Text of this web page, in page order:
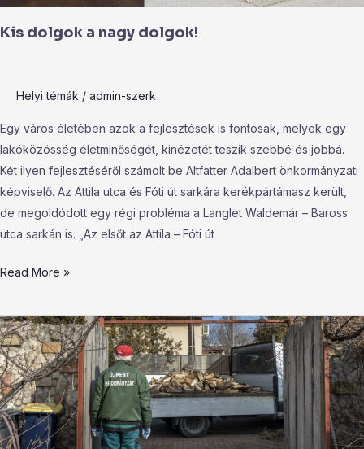
Kis dolgok a nagy dolgok!
Helyi témák / admin-szerk
Egy város életében azok a fejlesztések is fontosak, melyek egy
lakóközösség életminőségét, kinézetét teszik szebbé és jobbá.
Két ilyen fejlesztéséről számolt be Altfatter Adalbert önkormányzati
képviselő. Az Attila utca és Fóti út sarkára kerékpártámasz került,
de megoldódott egy régi probléma a Langlet Waldemár – Baross
utca sarkán is. „Az elsőt az Attila – Fóti út
Read More »
33
rászoruló
újpesti
család
kapott
ingyenes